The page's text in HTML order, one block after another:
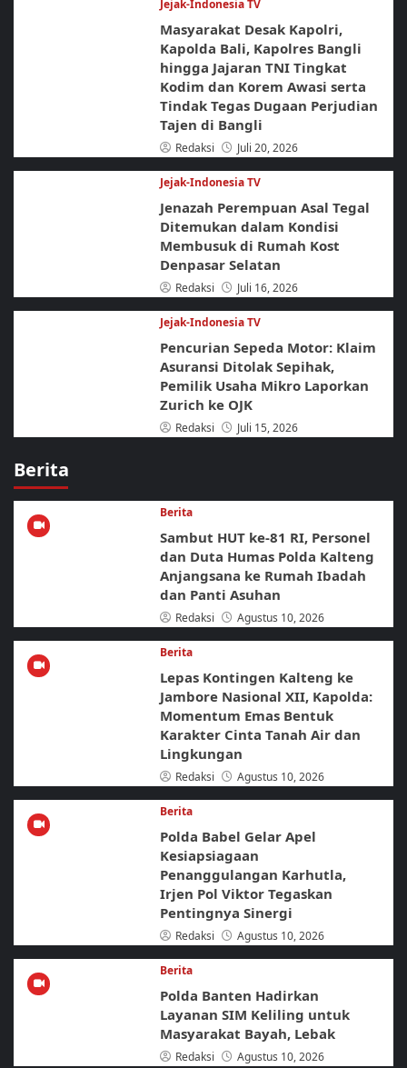
Jejak-Indonesia TV
Masyarakat Desak Kapolri,
Kapolda Bali, Kapolres Bangli
hingga Jajaran TNI Tingkat
Kodim dan Korem Awasi serta
Tindak Tegas Dugaan Perjudian
Tajen di Bangli
Redaksi Juli 20, 2026
Jejak-Indonesia TV
Jenazah Perempuan Asal Tegal
Ditemukan dalam Kondisi
Membusuk di Rumah Kost
Denpasar Selatan
Redaksi Juli 16, 2026
Jejak-Indonesia TV
Pencurian Sepeda Motor: Klaim
Asuransi Ditolak Sepihak,
Pemilik Usaha Mikro Laporkan
Zurich ke OJK
Redaksi Juli 15, 2026
Berita
Berita
Sambut HUT ke-81 RI, Personel
dan Duta Humas Polda Kalteng
Anjangsana ke Rumah Ibadah
dan Panti Asuhan
Redaksi Agustus 10, 2026
Berita
Lepas Kontingen Kalteng ke
Jambore Nasional XII, Kapolda:
Momentum Emas Bentuk
Karakter Cinta Tanah Air dan
Lingkungan
Redaksi Agustus 10, 2026
Berita
Polda Babel Gelar Apel
Kesiapsiagaan
Penanggulangan Karhutla,
Irjen Pol Viktor Tegaskan
Pentingnya Sinergi
Redaksi Agustus 10, 2026
Berita
Polda Banten Hadirkan
Layanan SIM Keliling untuk
Masyarakat Bayah, Lebak
Redaksi Agustus 10, 2026